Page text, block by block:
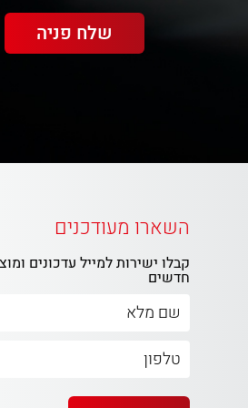
השארו מעודכנים
קבלו ישירות למייל עדכונים
חדשים